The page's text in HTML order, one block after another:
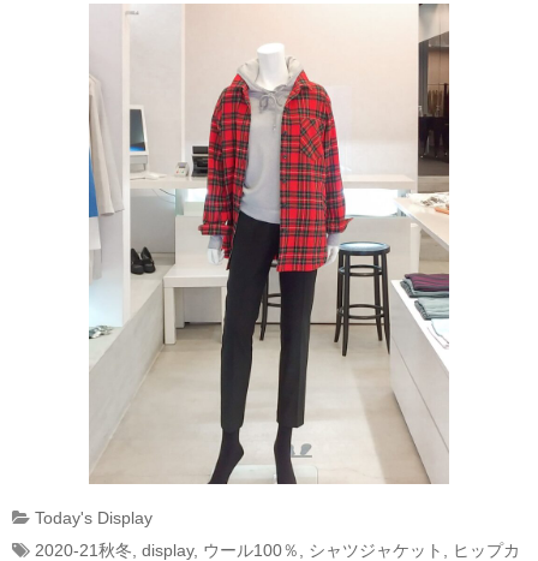
Today's Display
2020-21秋冬 display, ウール100％ シャツジャケット
ヒップカ